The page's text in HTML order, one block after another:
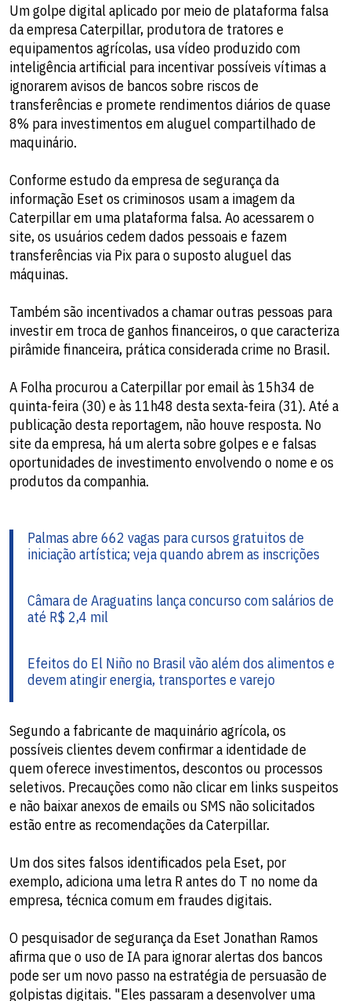
Um golpe digital aplicado por meio de plataforma falsa
da empresa Caterpillar, produtora de tratores e
equipamentos agrícolas, usa vídeo produzido com
inteligência artificial para incentivar possíveis vítimas a
ignorarem avisos de bancos sobre riscos de
transferências e promete rendimentos diários de quase
8% para investimentos em aluguel compartilhado de
maquinário.
Conforme estudo da empresa de segurança da
informação Eset os criminosos usam a imagem da
Caterpillar em uma plataforma falsa. Ao acessarem o
site, os usuários cedem dados pessoais e fazem
transferências via Pix para o suposto aluguel das
máquinas.
Também são incentivados a chamar outras pessoas para
investir em troca de ganhos financeiros, o que caracteriza
pirâmide financeira, prática considerada crime no Brasil.
A Folha procurou a Caterpillar por email às 15h34 de
quinta-feira (30) e às 11h48 desta sexta-feira (31). Até a
publicação desta reportagem, não houve resposta. No
site da empresa, há um alerta sobre golpes e e falsas
oportunidades de investimento envolvendo o nome e os
produtos da companhia.
Palmas abre 662 vagas para cursos gratuitos de
iniciação artística; veja quando abrem as inscrições
Câmara de Araguatins lança concurso com salários de
até R$ 2,4 mil
Efeitos do El Niño no Brasil vão além dos alimentos e
devem atingir energia, transportes e varejo
Segundo a fabricante de maquinário agrícola, os
possíveis clientes devem confirmar a identidade de
quem oferece investimentos, descontos ou processos
seletivos. Precauções como não clicar em links suspeitos
e não baixar anexos de emails ou SMS não solicitados
estão entre as recomendações da Caterpillar.
Um dos sites falsos identificados pela Eset, por
exemplo, adiciona uma letra R antes do T no nome da
empresa, técnica comum em fraudes digitais.
O pesquisador de segurança da Eset Jonathan Ramos
afirma que o uso de IA para ignorar alertas dos bancos
pode ser um novo passo na estratégia de persuasão de
golpistas digitais. "Eles passaram a desenvolver uma